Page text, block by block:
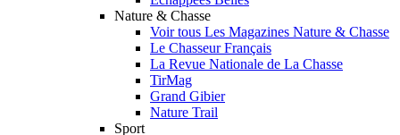
Nature & Chasse
Voir tous Les Magazines Nature & Chasse
Le Chasseur Français
La Revue Nationale de La Chasse
TirMag
Grand Gibier
Nature Trail
Sport